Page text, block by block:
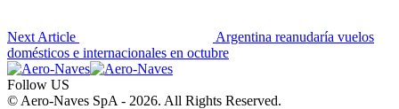
Next Article
Argentina reanudaría vuelos
domésticos e internacionales en octubre
Follow US
© Aero-Naves SpA - 2026. All Rights Reserved.